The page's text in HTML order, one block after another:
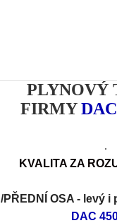
PLYNOVÝ
FIRMY
.
KVALITA ZA
/PŘEDNÍ OSA - levý i
DAC